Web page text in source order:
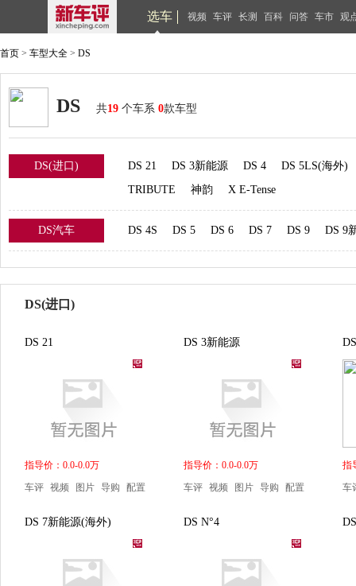
选车 视频 车评 长测 百科 问答 车市 观
首页 > 车型大全 > DS
DS 共19 个车系 0款车型
DS(进口) DS 21 DS 3新能源 DS 4
DS 5LS(海外)
TRIBUTE
神韵 X E-Tense
DS汽车 DS 4S DS 5 DS 6 DS 7 DS 9 DS 9
DS(进口)
DS 21
指导价：0.0-0.0万
车评 视频 图片 导购 配置
DS 3新能源
指导价：0.0-0.0万
车评 视频 图片 导购 配置
指
车
DS 7新能源(海外) DS N°4